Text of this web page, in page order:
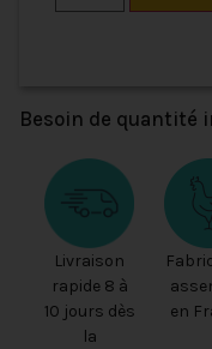
Besoin de quantité
Livraison
rapide 8 à
10 jours dès
la
en